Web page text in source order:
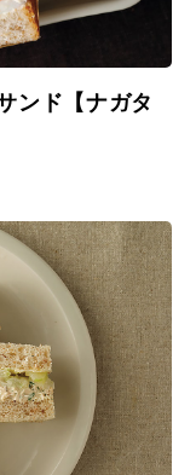
ンド【ナガタ